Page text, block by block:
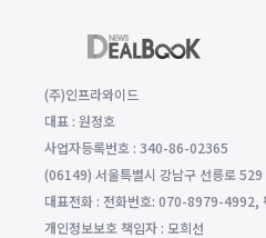
(주)인프라와이드
대표 : 원정호
사업자등록번호 : 340-86-02365
(06149) 서울특별시 강남구 선릉로
대표전화 : 전화번호: 070-8979-
개인정보보호 책임자 : 모희선